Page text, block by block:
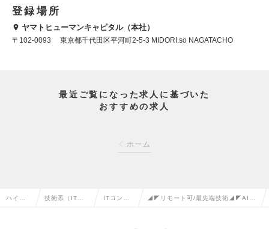
登録場所
ヤマトヒューマンキャピタル（本社）
〒102-0093 東京都千代田区平河町2-5-3 MIDORI.so NAGATACHO
最近ご覧になった求人に基づいた
おすすめの求人
ホーム
ハイク 技術系（IT・W ITコンサ ◢◤リモート可/最先端技術◢◤AIコン